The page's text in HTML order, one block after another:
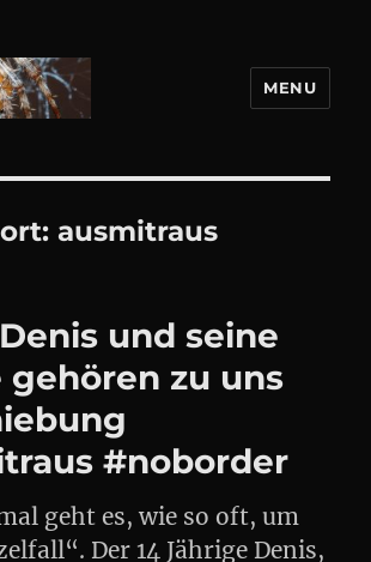
MENU
ausmitraus
und seine
gehören zu uns
#noborder
geht es, wie so oft, um
Der 14 Jährige Denis,